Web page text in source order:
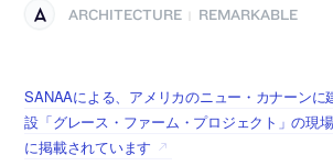
ARCHITECTURE REMARKABLE
SANAAによる、アメリカのニュー・カナーンに
設「グレース・ファーム・プロジェクト」の現
に掲載されています